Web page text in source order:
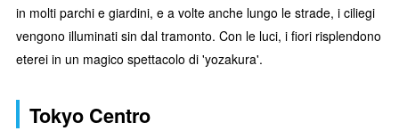
in molti parchi e giardini, e a volte anche lungo le strade, i ciliegi
vengono illuminati sin dal tramonto. Con le luci, i fiori risplendono
eterei in un magico spettacolo di 'yozakura'.
Tokyo Centro